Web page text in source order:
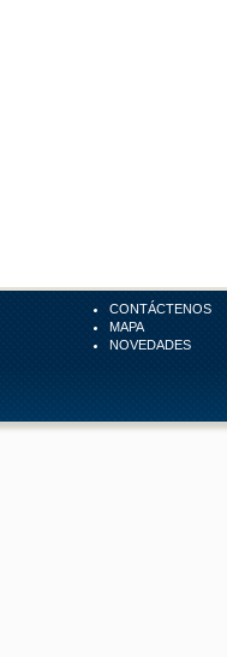
CONTÁCTENOS
MAPA
NOVEDADES